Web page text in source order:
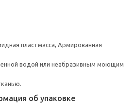
пластмасса, Армированная
водой или неабразивным моющим
об упаковке